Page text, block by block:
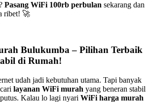
Pasang WiFi 100rb perbulan sekarang dan
ribet! 🚀
Bulukumba – Pilihan Terbaik
di Rumah!
udah jadi kebutuhan utama. Tapi banyak
layanan WiFi murah yang beneran stabil
Kalau lo lagi nyari WiFi harga murah